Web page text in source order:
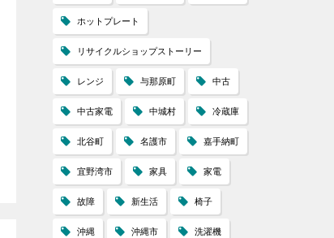
ホットプレート
リサイクルショップストーリー
レンジ 与那原町 中古
中古家電 中城村 冷蔵庫
北谷町 名護市 嘉手納町
宜野湾市 家具 家電
故障 新生活 椅子
沖縄 沖縄市 洗濯機